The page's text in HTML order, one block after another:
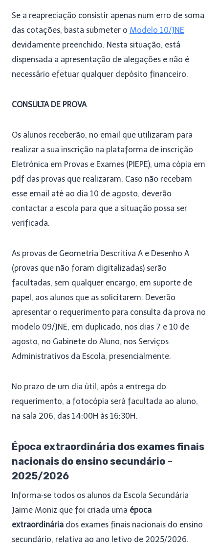
Se a reapreciação consistir apenas num erro de soma
das cotações, basta submeter o Modelo 10/JNE
devidamente preenchido. Nesta situação, está
dispensada a apresentação de alegações e não é
necessário efetuar qualquer depósito financeiro.
CONSULTA DE PROVA
Os alunos receberão, no email que utilizaram para
realizar a sua inscrição na plataforma de inscrição
Eletrónica em Provas e Exames (PIEPE), uma cópia em
pdf das provas que realizaram. Caso não recebam
esse email até ao dia 10 de agosto, deverão
contactar a escola para que a situação possa ser
verificada.
As provas de Geometria Descritiva A e Desenho A
(provas que não foram digitalizadas) serão
facultadas, sem qualquer encargo, em suporte de
papel, aos alunos que as solicitarem. Deverão
apresentar o requerimento para consulta da prova no
modelo 09/JNE, em duplicado, nos dias 7 e 10 de
agosto, no Gabinete do Aluno, nos Serviços
Administrativos da Escola, presencialmente.
No prazo de um dia útil, após a entrega do
requerimento, a fotocópia será facultada ao aluno,
na sala 206, das 14:00H às 16:30H.
Época extraordinária dos exames finais
nacionais do ensino secundário –
2025/2026
Informa‑se todos os alunos da Escola Secundária
Jaime Moniz que foi criada uma época
extraordinária dos exames finais nacionais do ensino
secundário, relativa ao ano letivo de 2025/2026.